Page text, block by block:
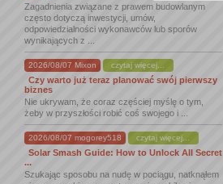
Zagadnienia związane z prawem budowlanym
często dotyczą inwestycji, umów,
odpowiedzialności wykonawców lub sporów
wynikających z ...
2026/08/07 Mixon czytaj więcej...
Czy warto już teraz planować swój pierwszy
biznes
Nie ukrywam, że coraz częściej myślę o tym,
żeby w przyszłości robić coś swojego i ...
2026/08/07 mogorey518 czytaj więcej...
Solar Smash Guide: How to Unlock All Secret
...
Szukając sposobu na nudę w pociągu, natknąłem